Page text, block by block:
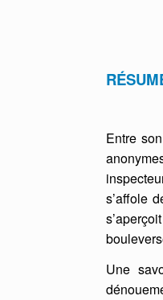
Entre
s’affole
Une